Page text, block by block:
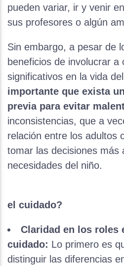
pueden variar, ir y venir
sus profesores o algún
Sin embargo, a pesar de
beneficios de involucrar a
significativos en la vida
importante que exista
previa para evitar
inconsistencias, que a
relación entre los adultos
tomar las decisiones más
necesidades del niño.
¿Cómo
el cuidado?
Claridad en los roles
cuidado: Lo primero es
distinguir las diferencias